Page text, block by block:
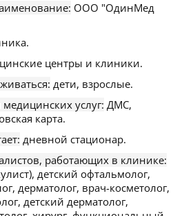
ООО "ОдинМед
центры и клиники.
дети, взрослые.
услуг: ДМС,
карта.
дневной стационар.
работающих в клинике:
детский офтальмолог,
дерматолог, врач-косметолог,
детский дерматолог,